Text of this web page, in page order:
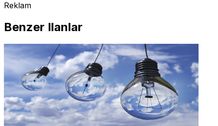
Reklam
Benzer Ilanlar